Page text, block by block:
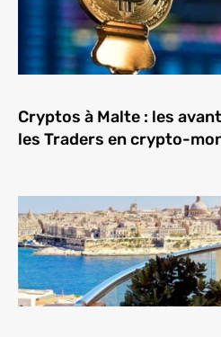
Cryptos à Malte : les
les Traders en crypto-